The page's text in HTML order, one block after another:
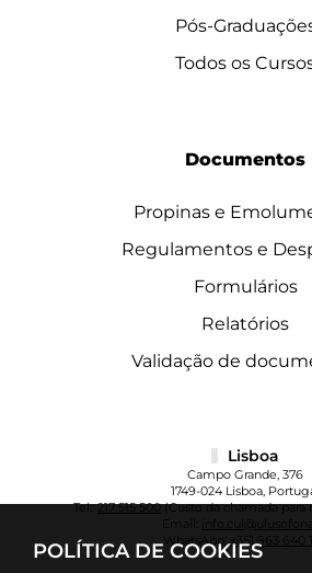
POLÍTICA DE COOKIES
Pós-
Todos os
Documentos
Propinas e
Regulamentos e
Formulários
Relatórios
Validação de
Lisboa
Campo Grande, 376
1749-024 Lisboa,
Tel.:217 515 500(Custo da chamada para
WhatsApp:+351 963 640